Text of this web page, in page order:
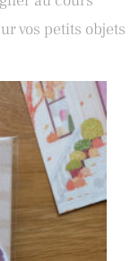
vos petits objets